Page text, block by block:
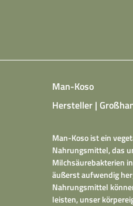
Man-Koso
Hersteller |
Man-Koso ist ein
Nahrungsmittel, das
Milchsäurebakterien
äußerst aufwendig
Nahrungsmittel
leisten, unser